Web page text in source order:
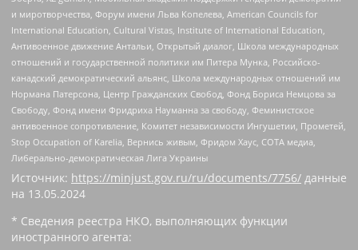
и миротворчества, Форум имени Льва Копелева, American Councils for
International Education, Cultural Vistas, Institute of International Education,
Антивоенное движение Антальи, Открытый диалог, Школа международных
отношений и государственной политики им Питера Мунка, Российско-
канадский демократический альянс, Школа международных отношений им
Нормана Патерсона, Центр Гражданских Свобод, Фонд Бориса Немцова за
Свободу, Фонд имени Фридриха Науманна за свободу, Феминистское
антивоенное сопротивление, Комитет независимости Ингушетии, Прометей,
Stop Occupation of Karelia, Вернись живым, Фридом Хаус, СОТА медиа,
Либерально-демократическая Лига Украины
Источник: https://minjust.gov.ru/ru/documents/7756/ данные
на 13.05.2024
* Сведения реестра НКО, выполняющих функции
иностранного агента: